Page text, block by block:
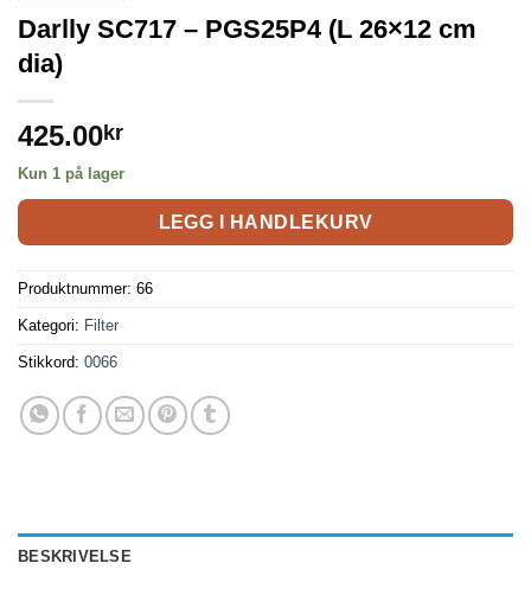
Darlly SC717 – PGS25P4 (L 26×12 cm
dia)
425.00kr
Kun 1 på lager
LEGG I HANDLEKURV
Produktnummer: 66
Kategori: Filter
Stikkord: 0066
BESKRIVELSE